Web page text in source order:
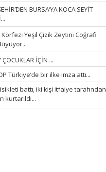
BURSA’YA KOCA SEYİT
Yeşil Çizik Zeytini Coğrafi
ÇOCUKLAR İÇİN ...
Türkiye’de bir ilke imza attı...
battı, iki kişi itfaiye tarafından
kurtarıldı...